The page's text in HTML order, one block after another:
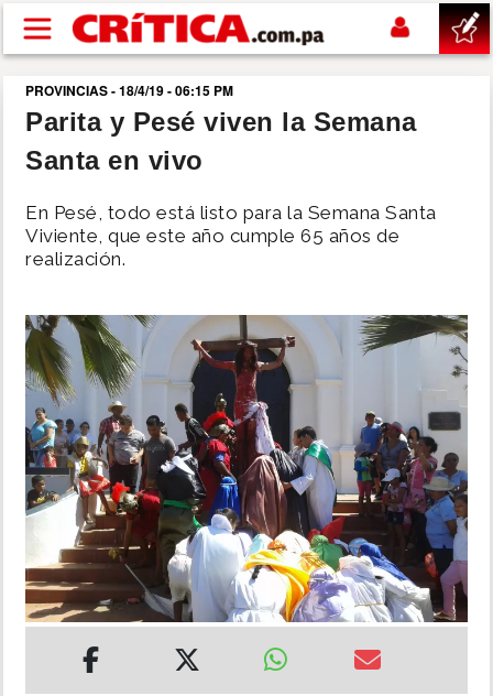
Pasar al contenido principal
buscar
SUCESOS
NACIONAL
SHOW
DEPORTES
MUNDO
INSÓLITAS
MULTIMEDIA
IMPRESO
PROVINCIAS - 18/4/19 - 06:15 PM
Parita y Pesé viven la Semana
Santa en vivo
En Pesé, todo está listo para la Semana Santa
Viviente, que este año cumple 65 años de
realización.